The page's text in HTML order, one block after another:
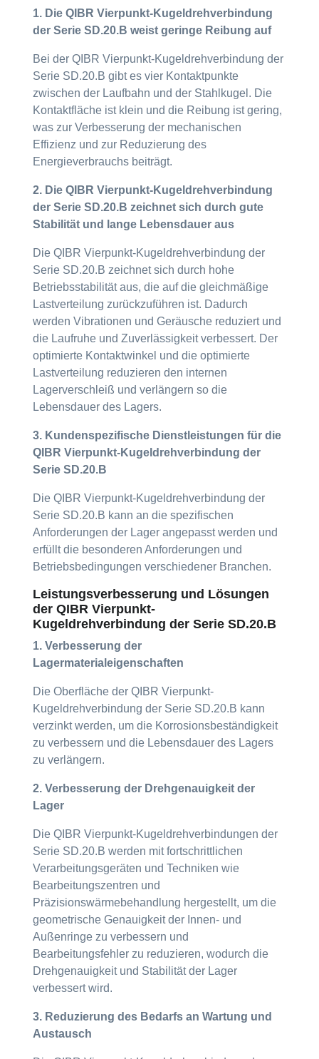
1. Die QIBR Vierpunkt-Kugeldrehverbindung
der Serie SD.20.B weist geringe Reibung auf
Bei der QIBR Vierpunkt-Kugeldrehverbindung der
Serie SD.20.B gibt es vier Kontaktpunkte
zwischen der Laufbahn und der Stahlkugel. Die
Kontaktfläche ist klein und die Reibung ist gering,
was zur Verbesserung der mechanischen
Effizienz und zur Reduzierung des
Energieverbrauchs beiträgt.
2. Die QIBR Vierpunkt-Kugeldrehverbindung
der Serie SD.20.B zeichnet sich durch gute
Stabilität und lange Lebensdauer aus
Die QIBR Vierpunkt-Kugeldrehverbindung der
Serie SD.20.B zeichnet sich durch hohe
Betriebsstabilität aus, die auf die gleichmäßige
Lastverteilung zurückzuführen ist. Dadurch
werden Vibrationen und Geräusche reduziert und
die Laufruhe und Zuverlässigkeit verbessert. Der
optimierte Kontaktwinkel und die optimierte
Lastverteilung reduzieren den internen
Lagerverschleiß und verlängern so die
Lebensdauer des Lagers.
3. Kundenspezifische Dienstleistungen für die
QIBR Vierpunkt-Kugeldrehverbindung der
Serie SD.20.B
Die QIBR Vierpunkt-Kugeldrehverbindung der
Serie SD.20.B kann an die spezifischen
Anforderungen der Lager angepasst werden und
erfüllt die besonderen Anforderungen und
Betriebsbedingungen verschiedener Branchen.
Leistungsverbesserung und Lösungen
der QIBR Vierpunkt-
Kugeldrehverbindung der Serie SD.20.B
1. Verbesserung der
Lagermaterialeigenschaften
Die Oberfläche der QIBR Vierpunkt-
Kugeldrehverbindung der Serie SD.20.B kann
verzinkt werden, um die Korrosionsbeständigkeit
zu verbessern und die Lebensdauer des Lagers
zu verlängern.
2. Verbesserung der Drehgenauigkeit der
Lager
Die QIBR Vierpunkt-Kugeldrehverbindungen der
Serie SD.20.B werden mit fortschrittlichen
Verarbeitungsgeräten und Techniken wie
Bearbeitungszentren und
Präzisionswärmebehandlung hergestellt, um die
geometrische Genauigkeit der Innen- und
Außenringe zu verbessern und
Bearbeitungsfehler zu reduzieren, wodurch die
Drehgenauigkeit und Stabilität der Lager
verbessert wird.
3. Reduzierung des Bedarfs an Wartung und
Austausch